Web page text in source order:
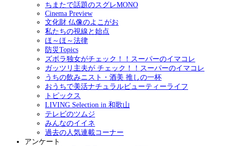
ちまたで話題のスグレMONO
Cinema Preview
文化財 仏像のよこがお
私たちの視線と始点
ほ～ほ～法律
防災Topics
ズボラ独女がチェック！！スーパーのイマコレ
ガッツリ主夫が チェック！！スーパーのイマコレ
うちの飲みニスト・酒美 推しの一杯
おうちで美活ナチュラルビューティーライフ
トピックス
LIVING Selection in 和歌山
テレビのツムジ
みんなのイイネ
過去の人気連載コーナー
アンケート